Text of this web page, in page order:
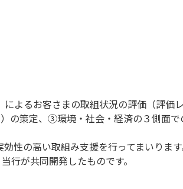
よるお客さまの取組状況の評価（評価
の策定、③環境・社会・経済の３側面で
性の高い取組み支援を行ってまいります
行が共同開発したものです。